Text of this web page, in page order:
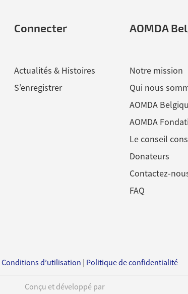
Connecter
Actualités & Histoires
S’enregistrer
AOMDA
Notre mission
Qui nous
AOMDA
AOMDA
Le conseil
Donateurs
Contactez-
FAQ
Conditions d’utilisation | Politique de confidentialité
Conçu et développé par